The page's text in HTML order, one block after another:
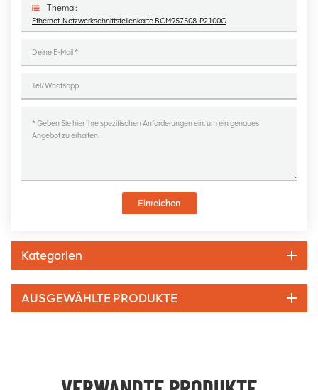
Thema :
Ethernet-Netzwerkschnittstellenkarte BCM957508-P2100G
Einreichen
Kategorien
AUSGEWÄHLTE PRODUKTE